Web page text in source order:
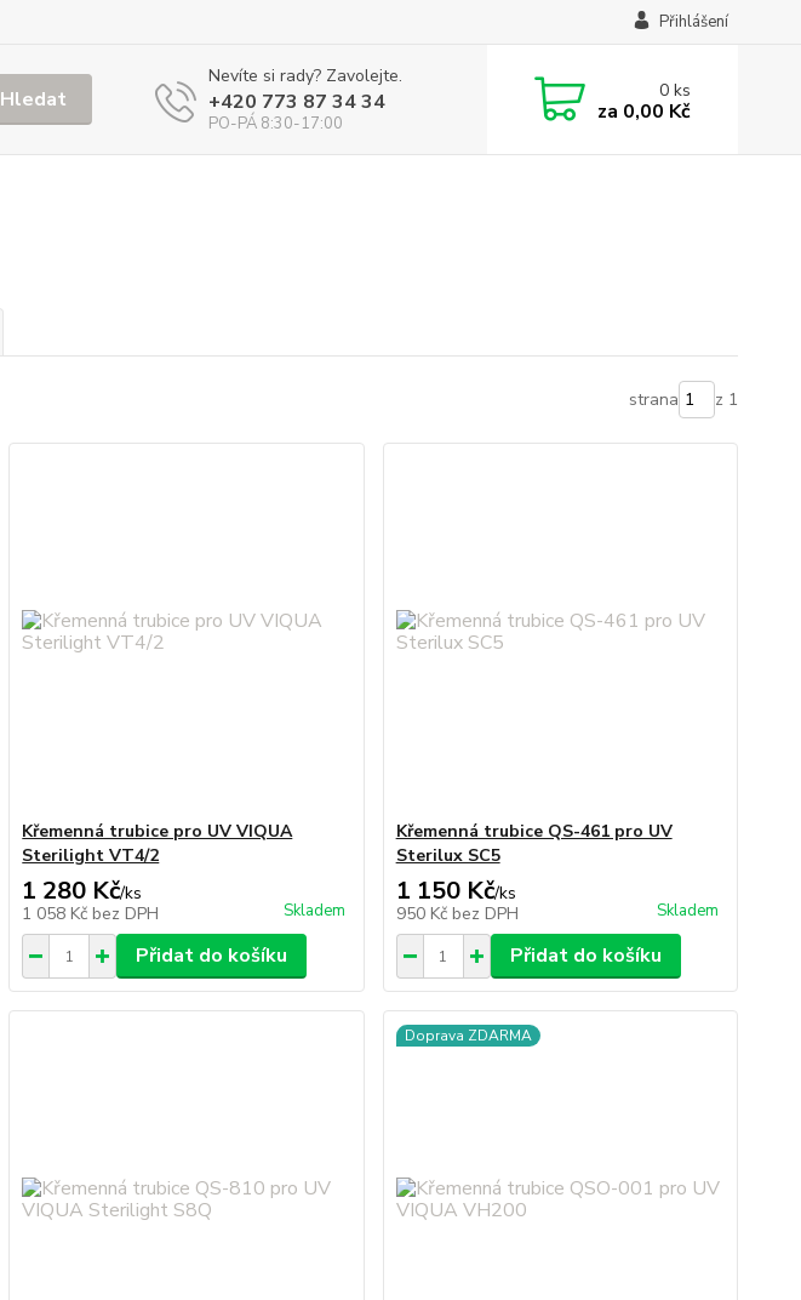
Přihlášení
Hledat
Nevíte si rady? Zavolejte.
+420 773 87 34 34
PO-PÁ 8:30-17:00
0ks
za 0,00 Kč
strana z 1
Křemenná trubice pro UV VIQUA
Sterilight VT4/2
1 280 Kč/ks
1 058 Kč bez DPH Skladem
Přidat do košíku
Křemenná trubice QS-461 pro UV
Sterilux SC5
1 150 Kč/ks
950 Kč bez DPH Skladem
Přidat do košíku
Doprava ZDARMA